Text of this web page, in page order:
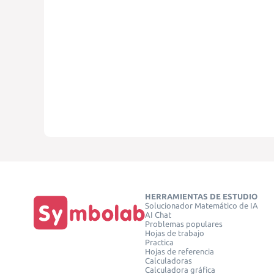
HERRAMIENTAS DE ESTUDIO
Solucionador Matemático de IA
AI Chat
Problemas populares
Hojas de trabajo
Practica
Hojas de referencia
Calculadoras
Calculadora gráfica